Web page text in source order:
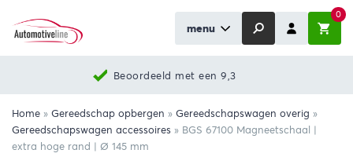
menu
0
Beoordeeld met een 9,3
Home » Gereedschap opbergen » Gereedschapswagen overig »
Gereedschapswagen accessoires » BGS 67100 Magneetschaal |
extra hoge rand | Ø 145 mm